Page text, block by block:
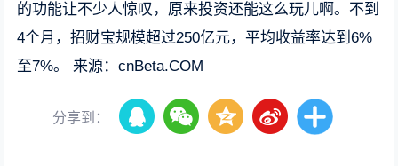
的功能让不少人惊叹，原来投资还能这么玩儿啊。不到
4个月，招财宝规模超过250亿元，平均收益率达到6%
至7%。 来源：cnBeta.COM
分享到：